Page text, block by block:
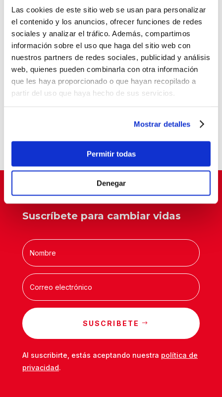
Las cookies de este sitio web se usan para personalizar
el contenido y los anuncios, ofrecer funciones de redes
sociales y analizar el tráfico. Además, compartimos
información sobre el uso que haga del sitio web con
nuestros partners de redes sociales, publicidad y análisis
web, quienes pueden combinarla con otra información
que les haya proporcionado o que hayan recopilado a
partir del uso que haya hecho de sus servicios.
Mostrar detalles
Permitir todas
Denegar
Buscar
Últimas noticias
El baloncesto de Balia cierra la temporada con
177 jóvenes
Balia refuerza su labor educativa en Tetuán.
La pobreza infantil no se va de vacaciones
Suscríbete para cambiar vidas
SUSCRIBETE
Al suscribirte, estás aceptando nuestra política de
privacidad.